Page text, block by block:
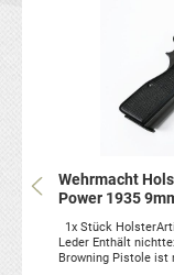
Wehrmacht
Power 1935
1x Stück
Leder Enthält
Browning Pistole ist